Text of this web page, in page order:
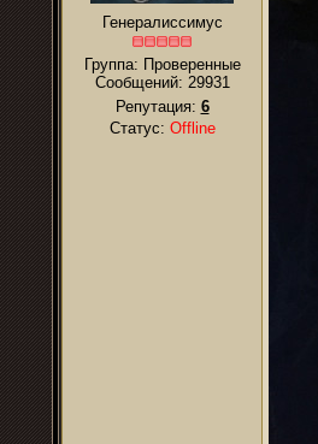
Генералиссимус
Группа: Проверенные
Сообщений: 29931
Репутация: 6
Статус: Offline